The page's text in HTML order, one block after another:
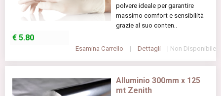
polvere ideale per garantire
massimo comfort e sensibilità
grazie al suo conten..
€ 5.80
Esamina Carrello | Dettagli | Non Disponibile
Alluminio 300mm x 125
mt Zenith